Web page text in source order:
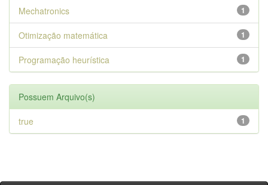
1
Mechatronics
1
Otimização matemática
1
Programação heurística
Possuem Arquivo(s)
1
true